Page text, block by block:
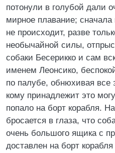
потонули в голубой дали
мирное плавание; сначала
не происходит, разве
необычайной силы,
собаки Бесерикко и сам
именем Леонсико,
по палубе, обнюхивая все
кому принадлежит это
попало на борт корабля.
бросается в глаза, что
очень большого ящика с
доставлен на борт